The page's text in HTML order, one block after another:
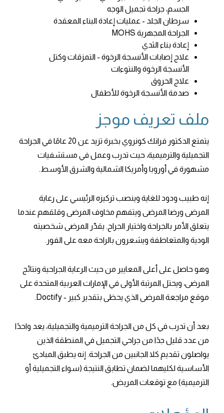
الجسم، جراحة تجميل الوجه
سرطان الجلد - عمليات إعادة البناء المعقدة
الجراحة المجهرية MOHS
إعادة بناء الثدي
علاج إصابات الأنسجة الرخوة - التمزقات وكتل
الأنسجة الرخوة والنتوءات
علاج الحروق
صدمة الأنسجة الرخوة للأطفال
ملف تعريف موجز
يتمتع الدكتور فرانك كونروي بخبرة تزيد عن 20 عامًا في الجراحة
التجميلية والترميمية، حيث تدرب وعمل في مستشفيات
مشهورة في أوروبا وأمريكا الشمالية والشرق الأوسط.
إنه طبيب ودود للغاية وينصب تركيزه الرئيسي على رعاية
المرضى ورضا المرضى ويتفهم مخاوف المرضى وقلقهم عندما
يتعلق الأمر بالجراحة واختيار الجراح. يقدّر المرضى شخصيته
الودية والمتعاطفة ويشعرون بالراحة معه على الفور.
وهو حاصل على أعلى المعايير من حيث الرعاية الجراحية ونتائج
المرضى، ويحتل المرتبة الأولى في الإمارات العربية المتحدة على
موقع مراجعة المرضى الذي يحظى بتقدير كبير - Doctify.
بعد أن تدرب في كل من الجراحة الترميمية والتجميلية، يعد واحدًا
من عدد قليل جدًا من جراحي التجميل في المنطقة الذين
يواصلون تقديم كلا الجانبين من الجراحة. إنه يطبق المبادئ
الأساسية لكليهما لضمان تطابق النتيجة (سواء التجميلية أو
الترميمية) مع توقعات المريض.